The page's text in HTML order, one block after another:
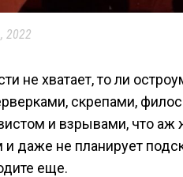
2022
не хватает, то ли
скрепами,
и взрывами, что аж
даже не планирует
еще.